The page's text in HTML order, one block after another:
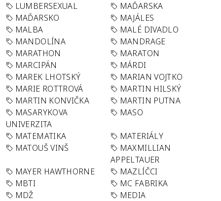
LUMBERSEXUAL
MAĎARSKA
MAĎARSKO
MAJÁLES
MALBA
MALÉ DIVADLO
MANDOLÍNA
MANDRAGE
MARATHON
MARATON
MARCIPÁN
MÁRDI
MAREK LHOTSKÝ
MARIAN VOJTKO
MARIE ROTTROVÁ
MARTIN HILSKÝ
MARTIN KONVIČKA
MARTIN PUTNA
MASARYKOVA
UNIVERZITA
MASO
MATEMATIKA
MATERIÁLY
MATOUŠ VINŠ
MAXMILLIAN
APPELTAUER
MAYER HAWTHORNE
MAZLÍČCI
MBTI
MC FABRIKA
MDŽ
MEDIA